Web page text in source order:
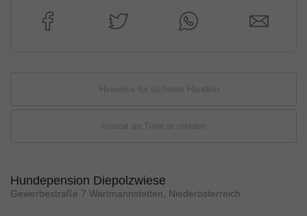
Hinweise für sicheres Handeln
Inserat an Tiere.at melden
Hundepension Diepolzwiese
Gewerbestraße 7 Wartmannstetten, Niederösterreich